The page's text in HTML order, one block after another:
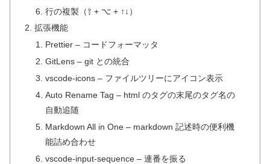
行の複製（⇧ + ⌥ + ↑↓）
拡張機能
Prettier – コードフォーマッタ
GitLens – git との統合
vscode-icons – ファイルツリーにアイコン表示
Auto Rename Tag – html のタグの末尾のタグ名の
自動追随
Markdown All in One – markdown 記述時の便利機
能詰め合わせ
vscode-input-sequence – 連番を振る